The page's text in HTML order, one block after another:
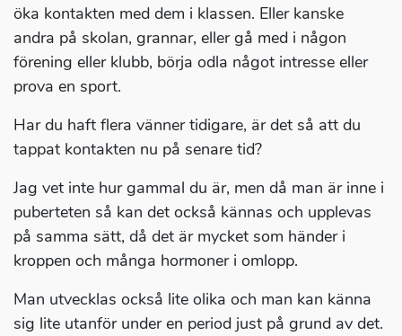
öka kontakten med dem i klassen. Eller kanske
andra på skolan, grannar, eller gå med i någon
förening eller klubb, börja odla något intresse eller
prova en sport.
Har du haft flera vänner tidigare, är det så att du
tappat kontakten nu på senare tid?
Jag vet inte hur gammal du är, men då man är inne i
puberteten så kan det också kännas och upplevas
på samma sätt, då det är mycket som händer i
kroppen och många hormoner i omlopp.
Man utvecklas också lite olika och man kan känna
sig lite utanför under en period just på grund av det.